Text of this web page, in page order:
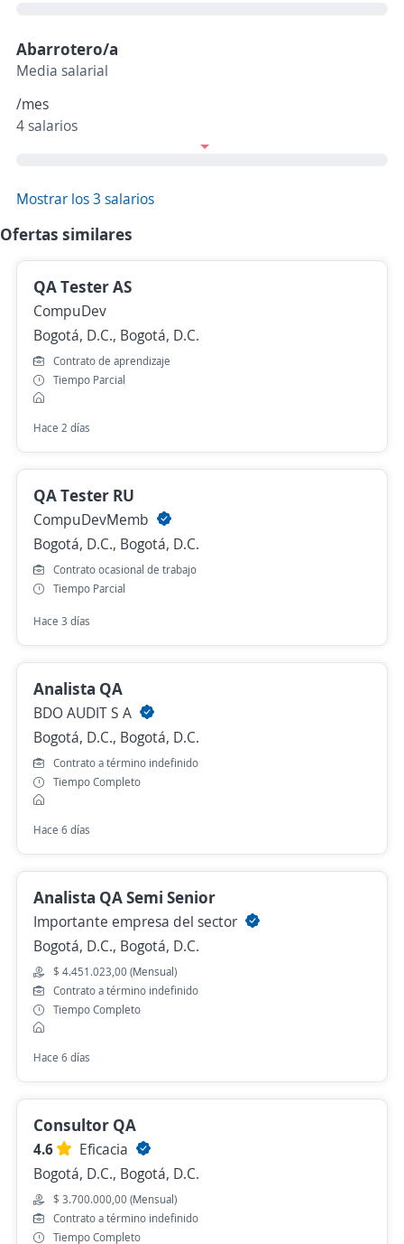
Abarrotero/a
Media salarial
/mes
4 salarios
Mostrar los 3 salarios
Ofertas similares
QA Tester AS
CompuDev
Bogotá, D.C., Bogotá, D.C.
Contrato de aprendizaje
Tiempo Parcial
Hace 2 días
QA Tester RU
CompuDevMemb
Bogotá, D.C., Bogotá, D.C.
Contrato ocasional de trabajo
Tiempo Parcial
Hace 3 días
Analista QA
BDO AUDIT S A
Bogotá, D.C., Bogotá, D.C.
Contrato a término indefinido
Tiempo Completo
Hace 6 días
Analista QA Semi Senior
Importante empresa del sector
Bogotá, D.C., Bogotá, D.C.
$ 4.451.023,00 (Mensual)
Contrato a término indefinido
Tiempo Completo
Hace 6 días
Consultor QA
4.6
Eficacia
Bogotá, D.C., Bogotá, D.C.
$ 3.700.000,00 (Mensual)
Contrato a término indefinido
Tiempo Completo